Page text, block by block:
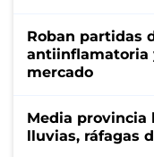
Roban partidas
antiinflamatoria
mercado
Media provincia
lluvias, ráfagas